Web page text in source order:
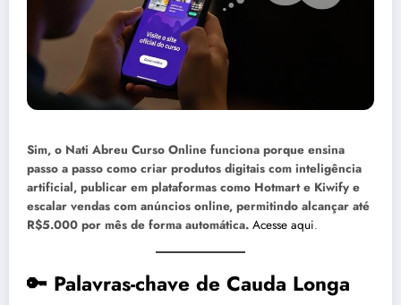
Sim, o Nati Abreu Curso Online funciona porque ensina
passo a passo como criar produtos digitais com inteligência
artificial, publicar em plataformas como Hotmart e Kiwify e
escalar vendas com anúncios online, permitindo alcançar até
R$5.000 por mês de forma automática. Acesse aqui.
🔑 Palavras-chave de Cauda Longa